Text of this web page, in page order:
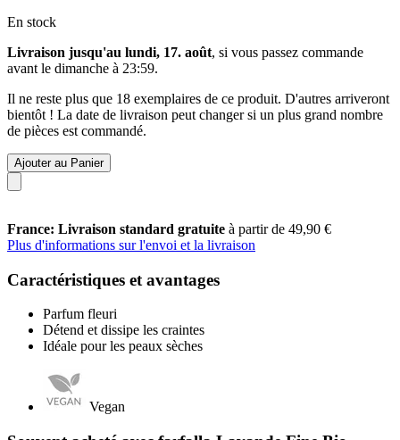
En stock
Livraison jusqu'au lundi, 17. août, si vous passez commande
avant le dimanche à 23:59.
Il ne reste plus que 18 exemplaires de ce produit. D'autres arriveront
bientôt ! La date de livraison peut changer si un plus grand nombre
de pièces est commandé.
Ajouter au Panier
France: Livraison standard gratuite à partir de 49,90 €
Plus d'informations sur l'envoi et la livraison
Caractéristiques et avantages
Parfum fleuri
Détend et dissipe les craintes
Idéale pour les peaux sèches
Vegan